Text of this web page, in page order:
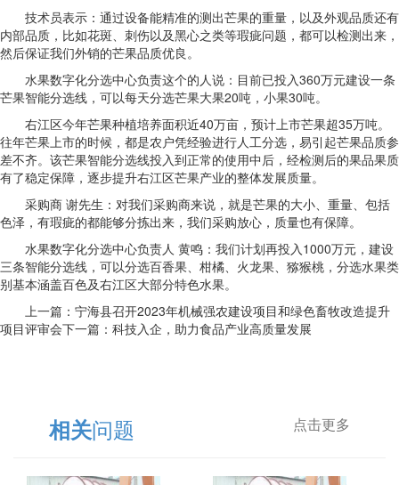
技术员表示：通过设备能精准的测出芒果的重量，以及外观品质还有
内部品质，比如花斑、刺伤以及黑心之类等瑕疵问题，都可以检测出来，
然后保证我们外销的芒果品质优良。
水果数字化分选中心负责这个的人说：目前已投入360万元建设一条
芒果智能分选线，可以每天分选芒果大果20吨，小果30吨。
右江区今年芒果种植培养面积近40万亩，预计上市芒果超35万吨。
往年芒果上市的时候，都是农户凭经验进行人工分选，易引起芒果品质参
差不齐。该芒果智能分选线投入到正常的使用中后，经检测后的果品果质
有了稳定保障，逐步提升右江区芒果产业的整体发展质量。
采购商 谢先生：对我们采购商来说，就是芒果的大小、重量、包括
色泽，有瑕疵的都能够分拣出来，我们采购放心，质量也有保障。
水果数字化分选中心负责人 黄鸣：我们计划再投入1000万元，建设
三条智能分选线，可以分选百香果、柑橘、火龙果、猕猴桃，分选水果类
别基本涵盖百色及右江区大部分特色水果。
上一篇：宁海县召开2023年机械强农建设项目和绿色畜牧改造提升
项目评审会下一篇：科技入企，助力食品产业高质量发展
相关问题 点击更多